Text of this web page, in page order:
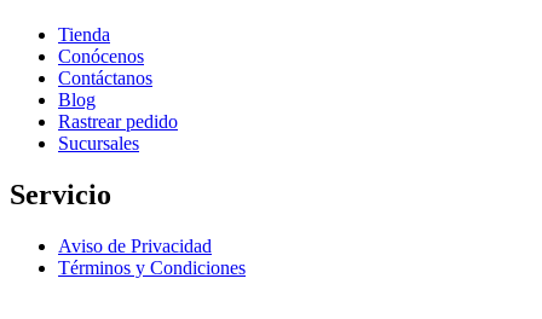
Tienda
Conócenos
Contáctanos
Blog
Rastrear pedido
Sucursales
Servicio
Aviso de Privacidad
Términos y Condiciones